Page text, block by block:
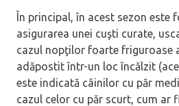
În principal, în acest sezon este
asigurarea unei cuşti curate,
cazul nopţilor foarte friguroase
adăpostit într-un loc încălzit
este indicată câinilor cu păr
cazul celor cu păr scurt, cum ar